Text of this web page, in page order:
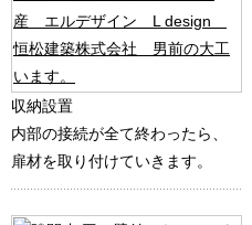
収納設置
内部の接続が全て終わったら、
扉材を取り付けていきます。